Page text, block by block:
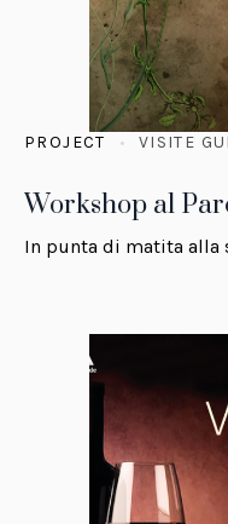
PROJECT VISITE
Workshop al
In punta di matita alla